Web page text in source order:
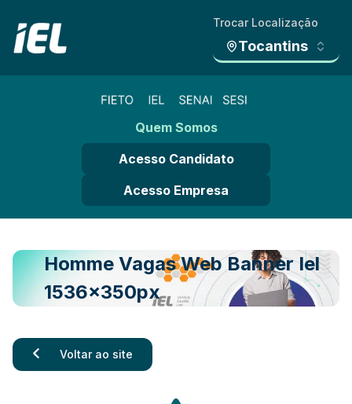
Trocar Localização
Tocantins
Quem Somos
Acesso Candidato
Acesso Empresa
Homme Vagas Web Banner Iel
1536x350px
Voltar ao site